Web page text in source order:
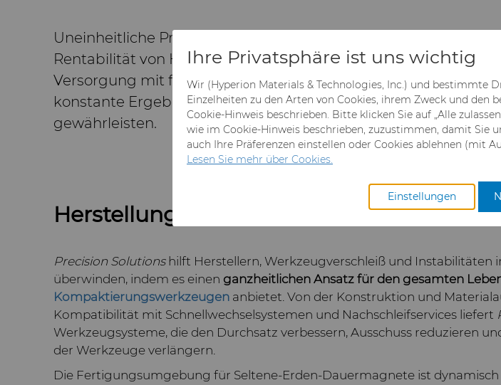
Uneinheitliche Pressergebnisse und Pressausfallzeiten
Rentabilität von Herstellern von Dauermagneten. Hyperion
Versorgung mit fachmännisch entwickelten
konstante Ergebnisse beim Pressen großer Mengen von
gewährleisten.
Herstellung von Bauteilen mit engen
Precision Solutionshilft Herstellern, Werkzeugverschleiß und Instabilitäten
überwinden, indem es einen ganzheitlichen Ansatz für den gesamten
Kompaktierungswerkzeugen anbietet. Von der Konstruktion und
Kompatibilität mit Schnellwechselsystemen und Nachschleifservices liefert
Werkzeugsysteme, die den Durchsatz verbessern, Ausschuss reduzieren
der Werkzeuge verlängern.
Die Fertigungsumgebung für Seltene-Erden-Dauermagnete ist dynamisch
Ihre Privatsphäre ist uns wichtig
Wir (Hyperion Materials & Technologies, Inc.) und bestimmte
Einzelheiten zu den Arten von Cookies, ihrem Zweck und
Cookie-Hinweis beschrieben. Bitte klicken Sie auf „Alle
wie im Cookie-Hinweis beschrieben, zuzustimmen, damit Sie
auch Ihre Präferenzen einstellen oder Cookies ablehnen (mit
Lesen Sie mehr über Cookies.
Einstellungen